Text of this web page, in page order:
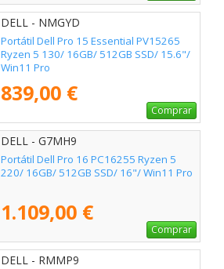
DELL - NMGYD
Portátil Dell Pro 15 Essential PV15265
Ryzen 5 130/ 16GB/ 512GB SSD/ 15.6"/
Win11 Pro
839,00 €
Comprar
DELL - G7MH9
Portátil Dell Pro 16 PC16255 Ryzen 5
220/ 16GB/ 512GB SSD/ 16"/ Win11 Pro
1.109,00 €
Comprar
DELL - RMMP9